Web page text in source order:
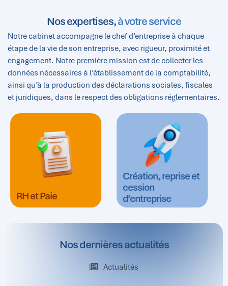
Nos expertises,à votre service
Notre cabinet accompagne le chef d’entreprise à chaque
étape de la vie de son entreprise, avec rigueur, proximité et
engagement. Notre première mission est de collecter les
données nécessaires à l’établissement de la comptabilité,
ainsi qu’à la production des déclarations sociales, fiscales
et juridiques, dans le respect des obligations réglementaires.
RH et Paie
Création, reprise et
cession
d’entreprise
Nos dernières actualités
Actualités